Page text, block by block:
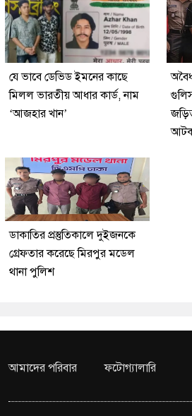
যে ভাবে ডেভিড ইমনের কাছে
মিলল ভারতীয় আধার কার্ড, নাম
‘আজহার খান’
ডাকাতির প্রস্তুতিকালে দুইজনকে
গ্রেফতার করেছে মিরপুর মডেল
থানা পুলিশ
আমাদের পরিবার ফটোগ্যালারি